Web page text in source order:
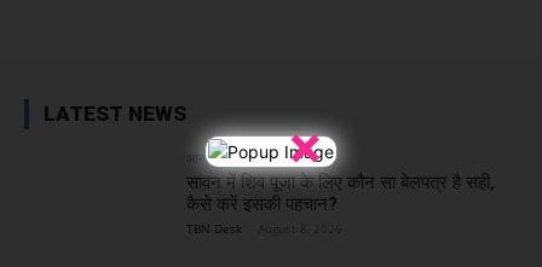
×
LATEST NEWS
आस्था
सावन में शिव पूजा के लिए कौन सा बेलपत्र है सही,
कैसे करें इसकी पहचान?
TBN Desk